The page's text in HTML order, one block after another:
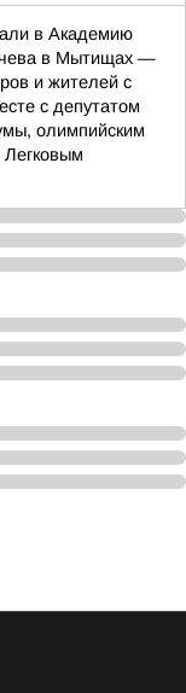
в Академию
в Мытищах —
и жителей с
с депутатом
олимпийским